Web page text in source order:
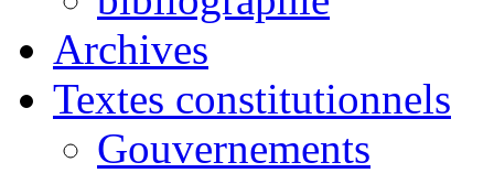
Archives
Textes constitutionnels
Gouvernements